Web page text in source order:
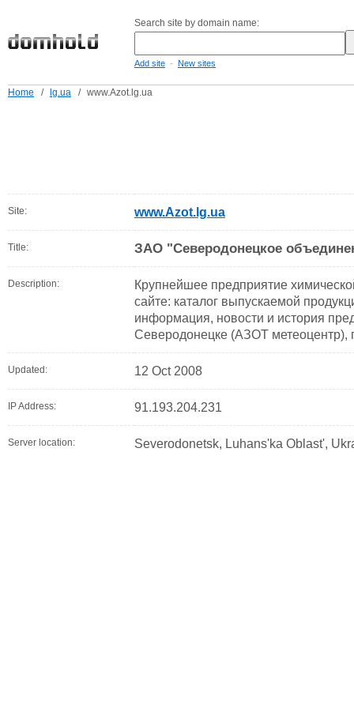
Search site by domain name:
Add site - New sites
Home / lg.ua / www.Azot.lg.ua
Site: www.Azot.lg.ua
Title: ЗАО "Северодонецкое
Description:
Крупнейшее предприятие
сайте: каталог выпускаемой
информация, новости и история
Северодонецке (АЗОТ метеоцентр),
Updated: 12 Oct 2008
IP Address: 91.193.204.231
Server location: Severodonetsk, Luhans'ka Oblast',